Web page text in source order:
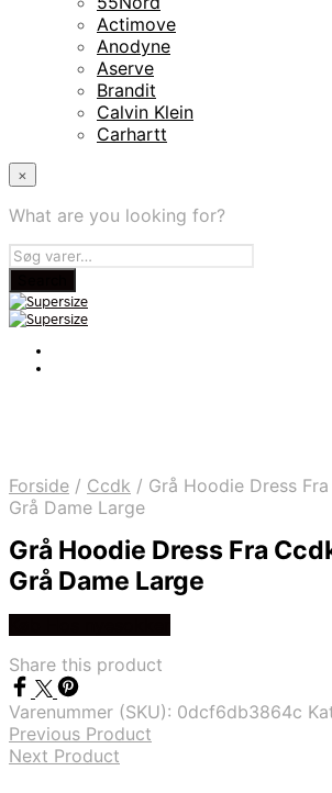
Actimove
Anodyne
Aserve
Brandit
Calvin Klein
Carhartt
×
What are you looking for?
Forside / Ccdk / Grå Hoodie Dress
Grå Dame Large
Grå Hoodie Dress Fra
Grå Dame Large
Share this product
Varenummer (SKU): 0dcf6db3864c
Previous Product
Next Product